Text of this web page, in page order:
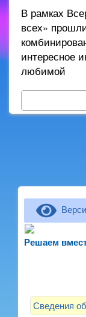
В рамках
всех»
интересное
любимой
Решаем
Сведения